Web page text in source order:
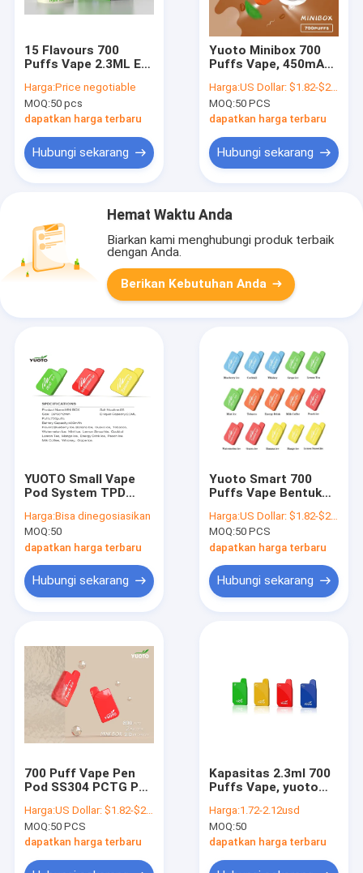
15 Flavours 700
Puffs Vape 2.3ML E
ROHS Sertifikat
Harga:Price negotiable
MOQ:50 pcs
dapatkan harga terbaru
Hubungi sekarang
Yuoto Minibox 700
Puffs Vape, 450mAh
ringan
Harga:US Dollar: $1.82-$2.12(1PCS)
MOQ:50 PCS
dapatkan harga terbaru
Hubungi sekarang
Hemat Waktu Anda
Biarkan kami menghubungi produk terbaik
dengan Anda.
Berikan Kebutuhan Anda
YUOTO Small Vape
Pod System TPD
berbentuk guci
Harga:Bisa dinegosiasikan
MOQ:50
dapatkan harga terbaru
Hubungi sekarang
Yuoto Smart 700
Puffs Vape Bentuk
Yang Enak Vape
Sekali Pakai
Harga:US Dollar: $1.82-$2.12(1PCS)
MOQ:50 PCS
dapatkan harga terbaru
Hubungi sekarang
700 Puff Vape Pen
Pod SS304 PCTG PC
campuran
Harga:US Dollar: $1.82-$2.12(1PCS)
MOQ:50 PCS
dapatkan harga terbaru
Kapasitas 2.3ml 700
Puffs Vape, yuoto
Vaped STICK
Harga:1.72-2.12usd
MOQ:50
dapatkan harga terbaru